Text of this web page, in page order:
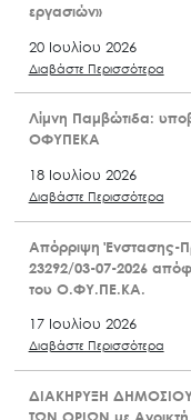
εργασιών»
20 Ιουλίου 2026
Διαβάστε Περισσότερα
Λίμνη Παμβώτιδα:
ΟΦΥΠΕΚΑ
18 Ιουλίου 2026
Διαβάστε Περισσότερα
Απόρριψη Ένστασης-
23292/03-07-2026
του Ο.ΦΥ.ΠΕ.ΚΑ.
17 Ιουλίου 2026
Διαβάστε Περισσότερα
ΔΙΑΚΗΡΥΞΗ